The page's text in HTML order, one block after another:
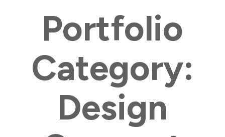
Portfolio
Category:
Design